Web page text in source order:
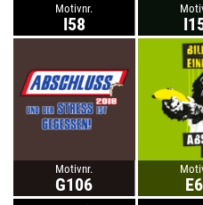
Motivnr.
I58
Motivnr.
G106